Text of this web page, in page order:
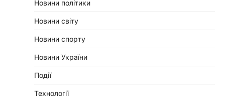
Новини політики
Новини світу
Новини спорту
Новини України
Події
Технології